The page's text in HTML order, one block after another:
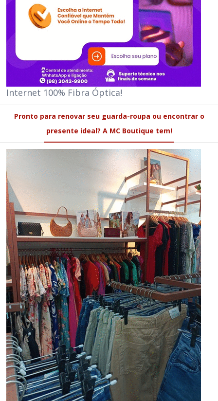
Internet 100% Fibra Óptica!
Pronto para renovar seu guarda-roupa ou encontrar o
presente ideal? A MC Boutique tem!